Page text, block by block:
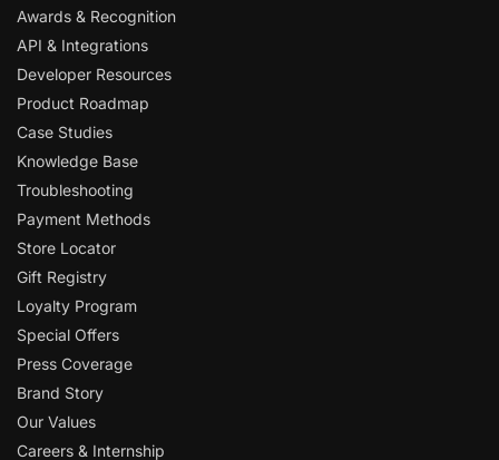
Awards & Recognition
API & Integrations
Developer Resources
Product Roadmap
Case Studies
Knowledge Base
Troubleshooting
Payment Methods
Store Locator
Gift Registry
Loyalty Program
Special Offers
Press Coverage
Brand Story
Our Values
Careers & Internship